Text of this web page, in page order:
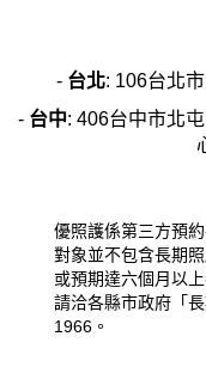
- 台北: 106台北
- 台中: 406台中市北
優照護係第三方預
對象並不包含長期
或預期達六個月以
請洽各縣市政府「
1966。